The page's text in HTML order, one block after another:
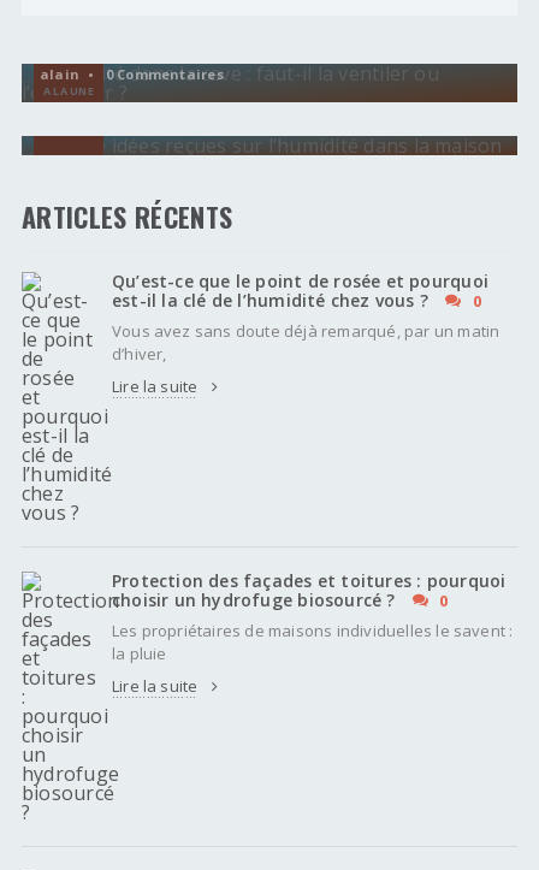
A LA UNE
alain • 0 Commentaires
Quatre idées reçues sur l’humidité dans la
maison
ARTICLES RÉCENTS
Qu’est-ce que le point de rosée et pourquoi
est-il la clé de l’humidité chez vous ?
0
Vous avez sans doute déjà remarqué, par un matin
d’hiver,
Lire la suite
Protection des façades et toitures : pourquoi
choisir un hydrofuge biosourcé ?
0
Les propriétaires de maisons individuelles le savent :
la pluie
Lire la suite